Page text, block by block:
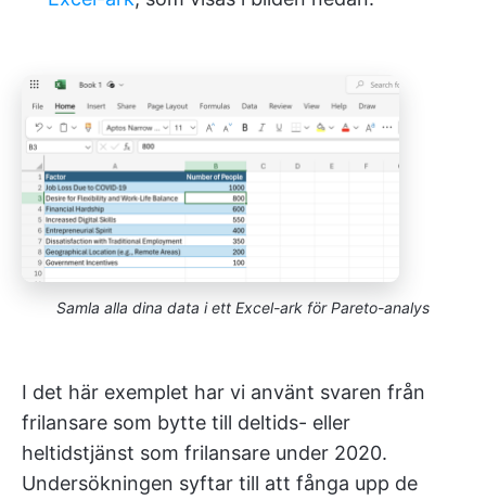
Samla alla dina data i ett Excel-ark för Pareto-analys
I det här exemplet har vi använt svaren från
frilansare som bytte till deltids- eller
heltidstjänst som frilansare under 2020.
Undersökningen syftar till att fånga upp de